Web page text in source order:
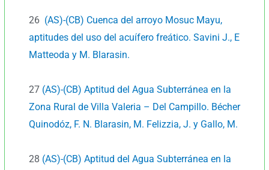
26 (AS)-(CB) Cuenca del arroyo Mosuc Mayu,
aptitudes del uso del acuífero freático. Savini J., E
Matteoda y M. Blarasin.
27 (AS)-(CB) Aptitud del Agua Subterránea en la
Zona Rural de Villa Valeria – Del Campillo. Bécher
Quinodóz, F. N. Blarasin, M. Felizzia, J. y Gallo, M.
28 (AS)-(CB) Aptitud del Agua Subterránea en la